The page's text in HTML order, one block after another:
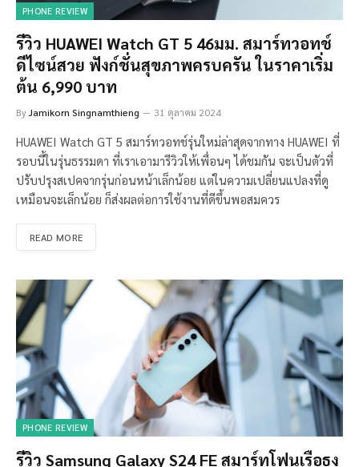
PHONE REVIEW
รีวิว HUAWEI Watch GT 5 46มม. สมาร์ทวอทช์
ดีไซน์สวย ฟังก์ชั่นสุขภาพครบครัน ในราคาเริ่ม
ต้น 6,990 บาท
ByJamikorn Singnamthieng 31 ตุลาคม 2024
HUAWEI Watch GT 5 สมาร์ทวอทช์รุ่นใหม่ล่าสุดจากทาง HUAWEI ที่
รอบนี้ในรุ่นธรรมดา ที่เราเอามารีวิวให้เพื่อนๆ ได้ชมกัน จะเป็นตัวที่
ปรับปรุงสเปคจากรุ่นก่อนหน้าเล็กน้อย แต่ในความเปลี่ยนแปลงที่ดู
เหมือนจะเล็กน้อย ก็ส่งผลต่อการใช้งานที่ดีขึ้นพอสมควร
READ MORE
PHONE REVIEW
รีวิว Samsung Galaxy S24 FE สมาร์ทโฟนเรือธง